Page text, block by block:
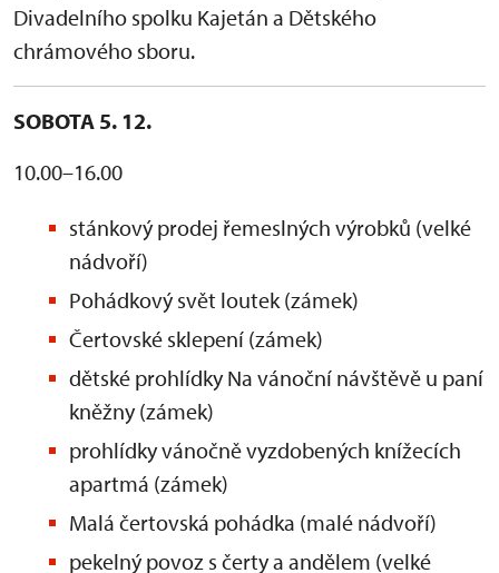
Divadelního spolku Kajetán a Dětského
chrámového sboru.
SOBOTA 5. 12.
10.00–16.00
stánkový prodej řemeslných výrobků (velké
nádvoří)
Pohádkový svět loutek (zámek)
Čertovské sklepení (zámek)
dětské prohlídky Na vánoční návštěvě u paní
kněžny (zámek)
prohlídky vánočně vyzdobených knížecích
apartmá (zámek)
Malá čertovská pohádka (malé nádvoří)
pekelný povoz s čerty a andělem (velké